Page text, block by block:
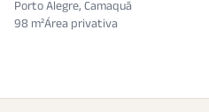
Porto Alegre, Camaquã
98 m²